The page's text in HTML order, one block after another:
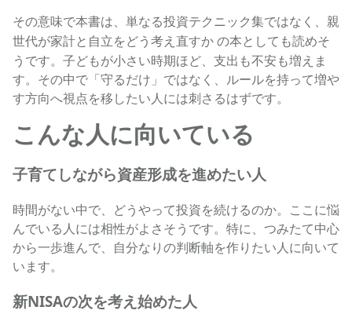
その意味で本書は、単なる投資テクニック集ではなく、 親
世代が家計と自立をどう考え直すか の本としても読めそ
うです。子どもが小さい時期ほど、支出も不安も増えま
す。その中で「守るだけ」ではなく、ルールを持って増や
す方向へ視点を移したい人には刺さるはずです。
こんな人に向いている
子育てしながら資産形成を進めたい人
時間がない中で、どうやって投資を続けるのか。ここに悩
んでいる人には相性がよさそうです。特に、つみたて中心
から一歩進んで、自分なりの判断軸を作りたい人に向いて
います。
新NISAの次を考え始めた人